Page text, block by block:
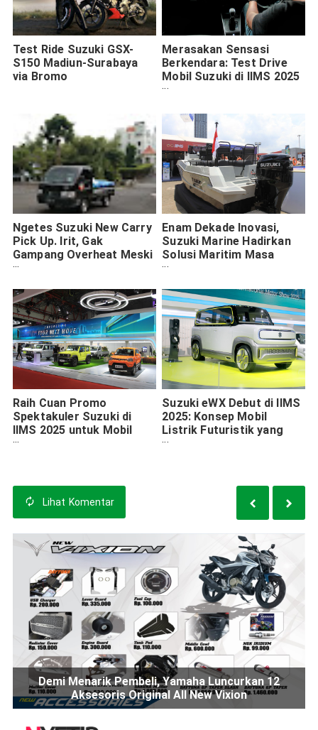
Test Ride Suzuki GSX-
S150 Madiun-Surabaya
via Bromo
Merasakan Sensasi
Berkendara: Test Drive
Mobil Suzuki di IIMS 2025
dengan Hadiah
Ngetes Suzuki New Carry
Pick Up. Irit, Gak
Gampang Overheat Meski
Macet dan Nanjak
Enam Dekade Inovasi,
Suzuki Marine Hadirkan
Solusi Maritim Masa
Depan di IIMS 2025
Raih Cuan Promo
Spektakuler Suzuki di
IIMS 2025 untuk Mobil
Idaman
Suzuki eWX Debut di IIMS
2025: Konsep Mobil
Listrik Futuristik yang
Ramah Lingkungan
Lihat Komentar
Demi Menarik Pembeli, Yamaha Luncurkan 12
Aksesoris Original All New Vixion